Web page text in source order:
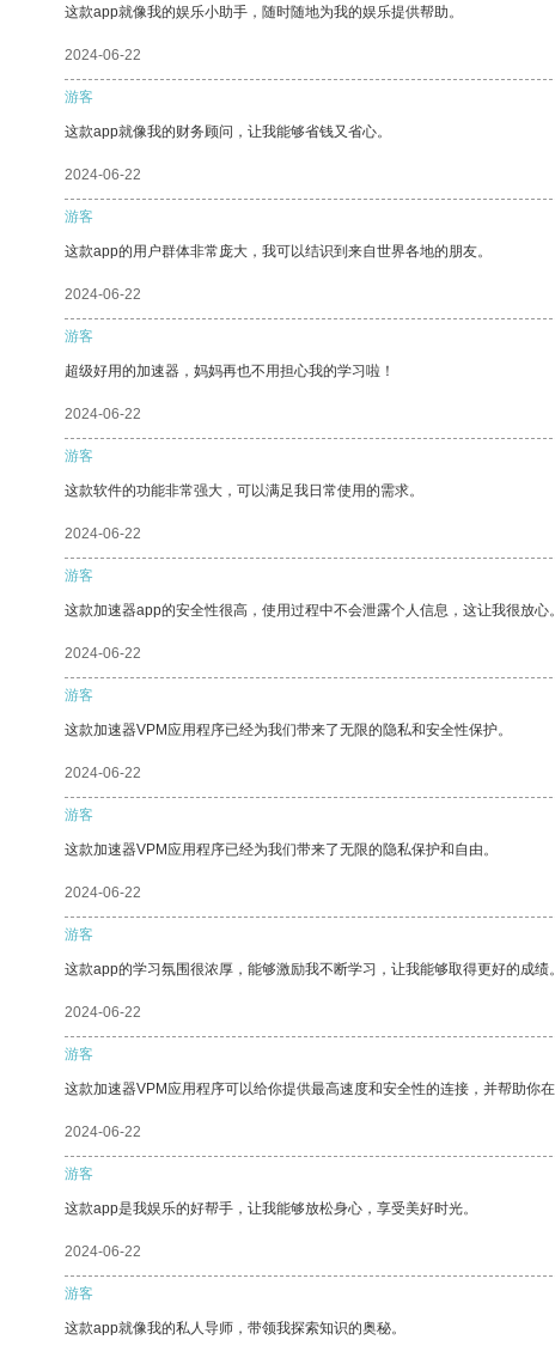
这款app就像我的娱乐小助手，随时随地为我的娱乐提供帮助。
2024-06-22
游客
这款app就像我的财务顾问，让我能够省钱又省心。
2024-06-22
游客
这款app的用户群体非常庞大，我可以结识到来自世界各地的朋友。
2024-06-22
游客
超级好用的加速器，妈妈再也不用担心我的学习啦！
2024-06-22
游客
这款软件的功能非常强大，可以满足我日常使用的需求。
2024-06-22
游客
这款加速器app的安全性很高，使用过程中不会泄露个人信息，这让我很放
2024-06-22
游客
这款加速器VPM应用程序已经为我们带来了无限的隐私和安全性保护。
2024-06-22
游客
这款加速器VPM应用程序已经为我们带来了无限的隐私保护和自由。
2024-06-22
游客
这款app的学习氛围很浓厚，能够激励我不断学习，让我能够取得更好的成绩。
2024-06-22
游客
这款加速器VPM应用程序可以给你提供最高速度和安全性的连接，并帮助你在
2024-06-22
游客
这款app是我娱乐的好帮手，让我能够放松身心，享受美好时光。
2024-06-22
游客
这款app就像我的私人导师，带领我探索知识的奥秘。